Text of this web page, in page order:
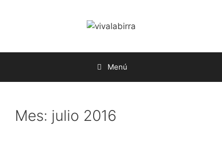
Menú
Mes: julio 2016